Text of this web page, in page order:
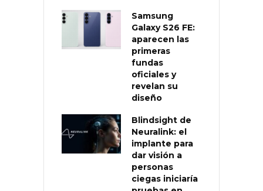
Samsung
Galaxy S26 FE:
aparecen las
primeras
fundas
oficiales y
revelan su
diseño
Blindsight de
Neuralink: el
implante para
dar visión a
personas
ciegas iniciaría